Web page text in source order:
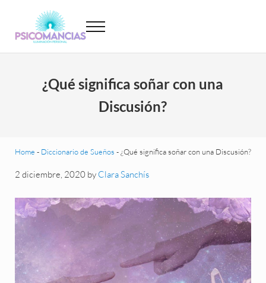
Psicomancias
Menu
¿Qué significa soñar con una
Discusión?
Home - Diccionario de Sueños -¿Qué significa soñar con una Discusión?
2 diciembre, 2020 by Clara Sanchís